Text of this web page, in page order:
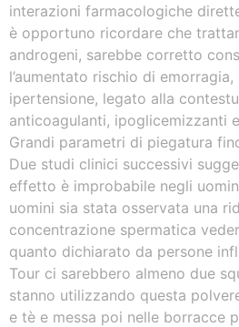
interazioni farmacologiche
è opportuno ricordare che
androgeni, sarebbe corretto
l’aumentato rischio di
ipertensione, legato alla
anticoagulanti, ipoglicemizzanti
Grandi parametri di piegatura
Due studi clinici successivi
effetto è improbabile negli
uomini sia stata osservata una
concentrazione spermatica
quanto dichiarato da persone
Tour ci sarebbero almeno due
stanno utilizzando questa
e tè e messa poi nelle borracce